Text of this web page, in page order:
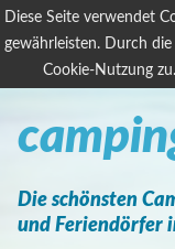
Diese Seite verwendet
gewährleisten. Durch
Cookie-Nutzung zu.
Die schönsten
und Feriendörfer